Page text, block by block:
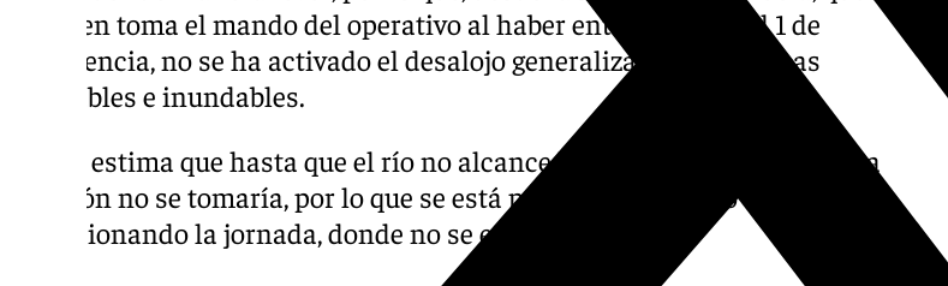
es quien toma el mando del operativo al haber entrado en nivel 1 de
emergencia, no se ha activado el desalojo generalizado de las zonas
habitables e inundables.
Así, se estima que hasta que el río no alcance la cota de 5,40 metros, esta
decisión no se tomaría, por lo que se está pendiente de cómo vaya
evolucionando la jornada, donde no se esperan lluvias.